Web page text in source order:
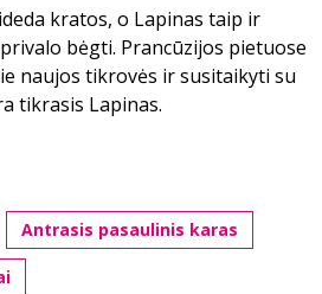
kratos, o Lapinas taip ir
bėgti. Prancūzijos pietuose
naujos tikrovės ir susitaikyti su
tikrasis Lapinas.
Antrasis pasaulinis karas